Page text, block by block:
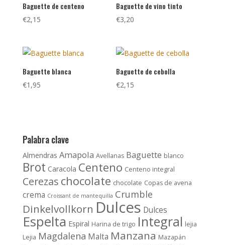
Baguette de centeno
€2,15
Baguette de vino tinto
€3,20
Baguette blanca
€1,95
Baguette de cebolla
€2,15
Palabra clave
Almendras Amapola Avellanas Baguette blanco
Brot Caracola Centeno Centeno integral
Cerezas chocolate chocolate Copas de avena
crema Croissant de mantequilla Crumble
Dinkelvollkorn Dulces Dulces
Espelta Espiral Harina de trigo Integral lejia
Lejia Magdalena Malta Manzana Mazapán